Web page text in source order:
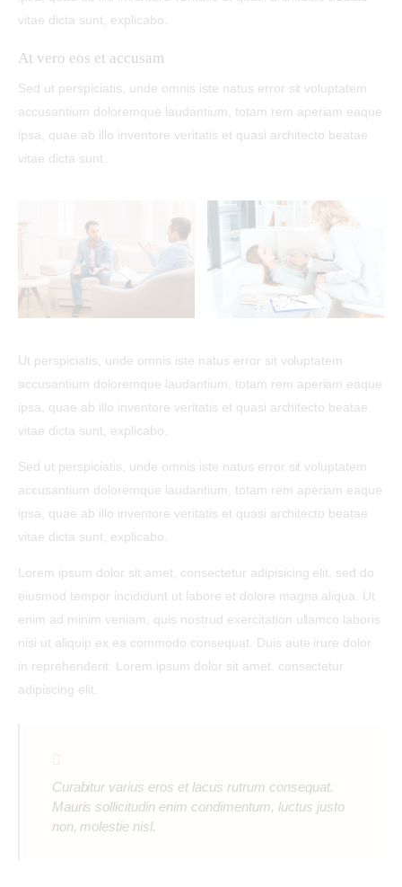
vitae dicta sunt, explicabo.
At vero eos et accusam
Sed ut perspiciatis, unde omnis iste natus error sit voluptatem
accusantium doloremque laudantium, totam rem aperiam eaque
ipsa, quae ab illo inventore veritatis et quasi architecto beatae
vitae dicta sunt.
Ut perspiciatis, unde omnis iste natus error sit voluptatem
accusantium doloremque laudantium, totam rem aperiam eaque
ipsa, quae ab illo inventore veritatis et quasi architecto beatae
vitae dicta sunt, explicabo.
Sed ut perspiciatis, unde omnis iste natus error sit voluptatem
accusantium doloremque laudantium, totam rem aperiam eaque
ipsa, quae ab illo inventore veritatis et quasi architecto beatae
vitae dicta sunt, explicabo.
Lorem ipsum dolor sit amet, consectetur adipisicing elit, sed do
eiusmod tempor incididunt ut labore et dolore magna aliqua. Ut
enim ad minim veniam, quis nostrud exercitation ullamco laboris
nisi ut aliquip ex ea commodo consequat. Duis aute irure dolor
in reprehenderit. Lorem ipsum dolor sit amet, consectetur
adipiscing elit.
Curabitur varius eros et lacus rutrum consequat.
Mauris sollicitudin enim condimentum, luctus justo
non, molestie nisl.